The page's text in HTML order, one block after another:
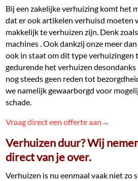
Bij een zakelijke verhuizing komt het
dat er ook artikelen verhuisd moeten
makkelijk te verhuizen zijn. Denk
machines . Ook dankzij onze meer
ook in staat om dit type verhuizingen
gedurende het verhuizen
nog steeds geen reden tot
we namelijk gewaarborgd voor
schade.
Vraag direct een offerte aan→
Verhuizen duur? Wij
direct van je over.
Verhuizen is nu eenmaal vaak niet zo